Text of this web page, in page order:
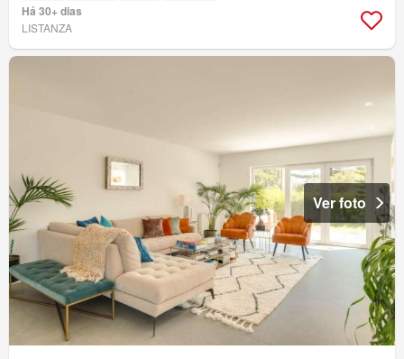
Há 30+ dias
LISTANZA
Ver foto